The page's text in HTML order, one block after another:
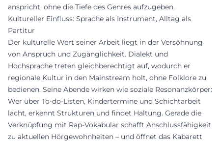
anspricht, ohne die Tiefe des Genres aufzugeben.
Kultureller Einfluss: Sprache als Instrument, Alltag als
Partitur
Der kulturelle Wert seiner Arbeit liegt in der Versöhnung
von Anspruch und Zugänglichkeit. Dialekt und
Hochsprache treten gleichberechtigt auf, wodurch er
regionale Kultur in den Mainstream holt, ohne Folklore zu
bedienen. Seine Abende wirken wie soziale Resonanzkörper:
Wer über To-do-Listen, Kindertermine und Schichtarbeit
lacht, erkennt Strukturen und findet Haltung. Gerade die
Verknüpfung mit Rap-Vokabular schafft Anschlussfähigkeit
zu aktuellen Hörgewohnheiten – und öffnet das Kabarett